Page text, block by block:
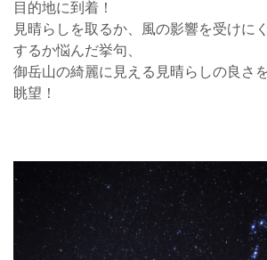
目的地に到着！
見晴らしを取るか、風の影響を受けに
するか悩んだ挙句、
御岳山の綺麗に見える見晴らしの良さ
眺望！